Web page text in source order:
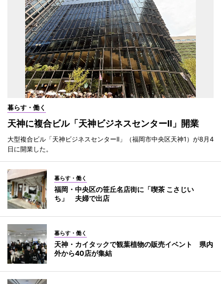
暮らす・働く
天神に複合ビル「天神ビジネスセンターII」開業
大型複合ビル「天神ビジネスセンターII」（福岡市中央区天神1）が8月4
日に開業した。
暮らす・働く
福岡・中央区の笹丘名店街に「喫茶 こさじい
ち」 夫婦で出店
暮らす・働く
天神・カイタックで観葉植物の販売イベント 県内
外から40店が集結